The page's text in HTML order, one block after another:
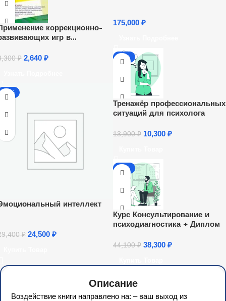
175,000 ₽
коррекционно-
игр в
социального
₽ 2,640 ₽ -26%
Тренажёр профессиональных
ситуаций для психолога
13,900₽ 10,300 ₽
-17%
интеллект
₽ 24,500 ₽
-13%
Курс Консультирование и
психодиагностика + Диплом
44,100₽ 38,300 ₽
Описание
Воздействие книги направлено на: – ваш выход из